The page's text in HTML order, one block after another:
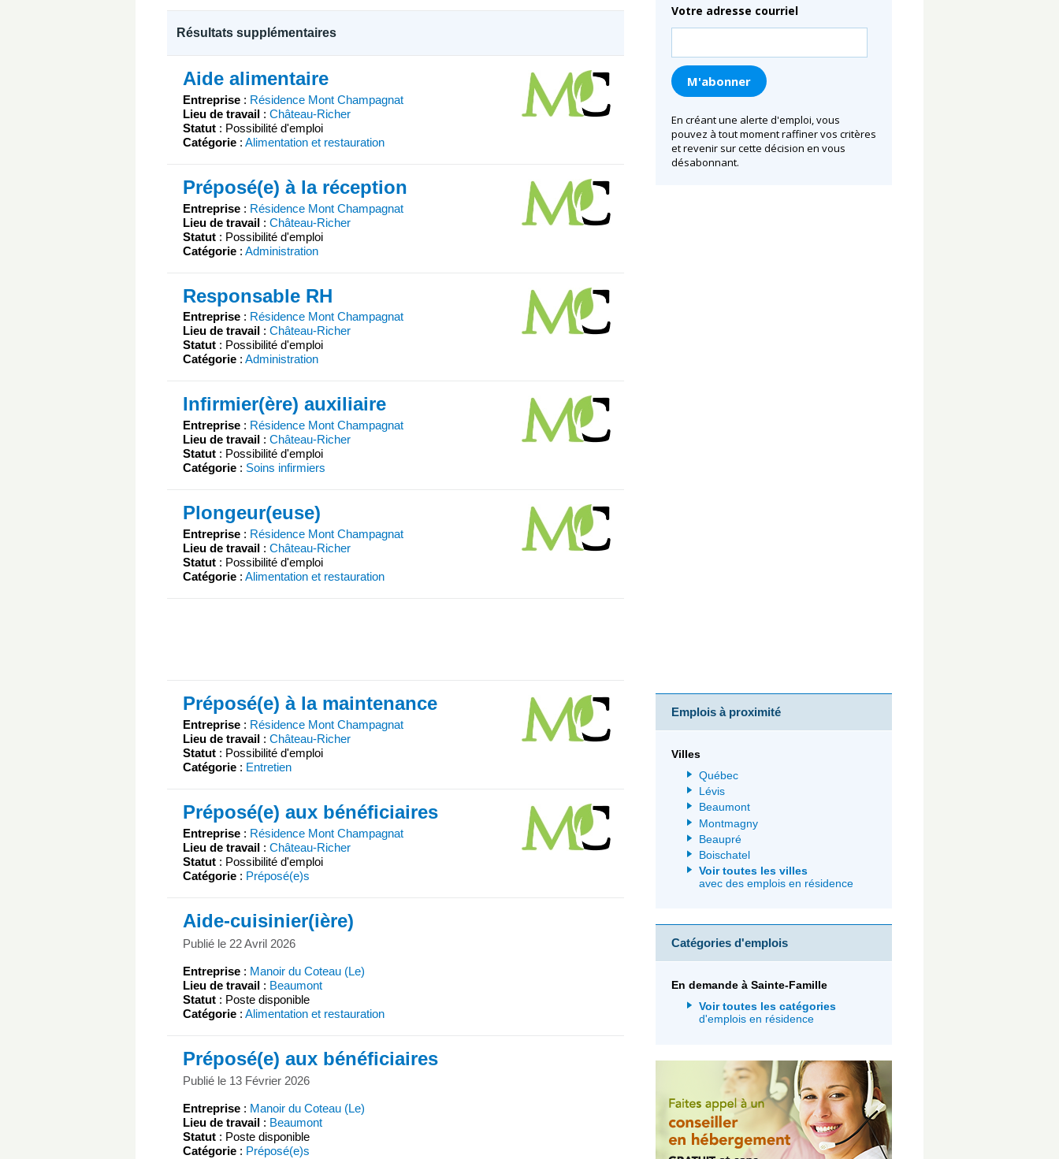
Résultats supplémentaires
Aide alimentaire
Entreprise : Résidence Mont Champagnat
Lieu de travail : Château-Richer
Statut : Possibilité d'emploi
Catégorie : Alimentation et restauration
Préposé(e) à la réception
Entreprise : Résidence Mont Champagnat
Lieu de travail : Château-Richer
Statut : Possibilité d'emploi
Catégorie : Administration
Responsable RH
Entreprise : Résidence Mont Champagnat
Lieu de travail : Château-Richer
Statut : Possibilité d'emploi
Catégorie : Administration
Infirmier(ère) auxiliaire
Entreprise : Résidence Mont Champagnat
Lieu de travail : Château-Richer
Statut : Possibilité d'emploi
Catégorie : Soins infirmiers
Plongeur(euse)
Entreprise : Résidence Mont Champagnat
Lieu de travail : Château-Richer
Statut : Possibilité d'emploi
Catégorie : Alimentation et restauration
Préposé(e) à la maintenance
Entreprise : Résidence Mont Champagnat
Lieu de travail : Château-Richer
Statut : Possibilité d'emploi
Catégorie : Entretien
Préposé(e) aux bénéficiaires
Entreprise : Résidence Mont Champagnat
Lieu de travail : Château-Richer
Statut : Possibilité d'emploi
Catégorie : Préposé(e)s
Aide-cuisinier(ière)
Publié le 22 Avril 2026
Entreprise : Manoir du Coteau (Le)
Lieu de travail : Beaumont
Statut : Poste disponible
Catégorie : Alimentation et restauration
Préposé(e) aux bénéficiaires
Publié le 13 Février 2026
Entreprise : Manoir du Coteau (Le)
Lieu de travail : Beaumont
Statut : Poste disponible
Catégorie : Préposé(e)s
Votre adresse courriel
En créant une alerte d'emploi, vous
pouvez à tout moment raffiner vos critères
et revenir sur cette décision en vous
désabonnant.
Emplois à proximité
Villes
Québec
Lévis
Beaumont
Montmagny
Beaupré
Boischatel
Voir toutes les villes
avec des emplois en résidence
Catégories d'emplois
En demande à Sainte-Famille
Voir toutes les catégories
d'emplois en résidence